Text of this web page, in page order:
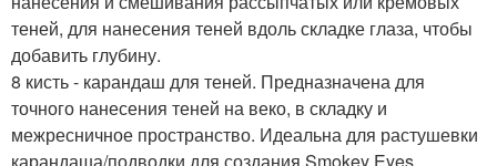
теней, для нанесения теней вдоль складке глаза, чтобы
добавить глубину.
8 кисть - карандаш для теней. Предназначена для
точного нанесения теней на веко, в складку и
межресничное пространство. Идеальна для растушевки